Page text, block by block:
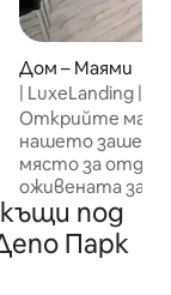
4,99 от 5,
Дом – Маями
| LuxeLanding |
Открийте
нашето
място за отдих
оживената
Хавана! Този
отворена
настани до 11
под
Парк